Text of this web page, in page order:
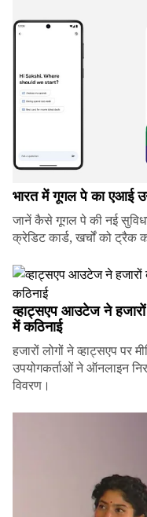
भारत में गूगल पे का एआई
जानें कैसे गूगल पे की नई
क्रेडिट कार्ड, खर्चों को ट्रैक
व्हाट्सएप आउटेज ने हजारों
में कठिनाई
हजारों लोगों ने व्हाट्सएप पर
उपयोगकर्ताओं ने ऑनलाइन
विवरण।